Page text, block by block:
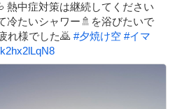
熱中症対策は継続してください
冷たいシャワー🚿を浴びたいで
れ様でした🙇 #夕焼け空 #イマ